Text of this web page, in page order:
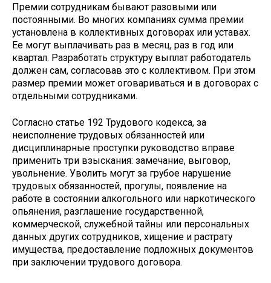
Премии сотрудникам бывают разовыми или
постоянными. Во многих компаниях сумма премии
установлена в коллективных договорах или уставах.
Ее могут выплачивать раз в месяц, раз в год или
квартал. Разработать структуру выплат работодатель
должен сам, согласовав это с коллективом. При этом
размер премии может оговариваться и в договорах с
отдельными сотрудниками.
Согласно статье 192 Трудового кодекса, за
неисполнение трудовых обязанностей или
дисциплинарные проступки руководство вправе
применить три взыскания: замечание, выговор,
увольнение. Уволить могут за грубое нарушение
трудовых обязанностей, прогулы, появление на
работе в состоянии алкогольного или наркотического
опьянения, разглашение государственной,
коммерческой, служебной тайны или персональных
данных других сотрудников, хищение и растрату
имущества, предоставление подложных документов
при заключении трудового договора.